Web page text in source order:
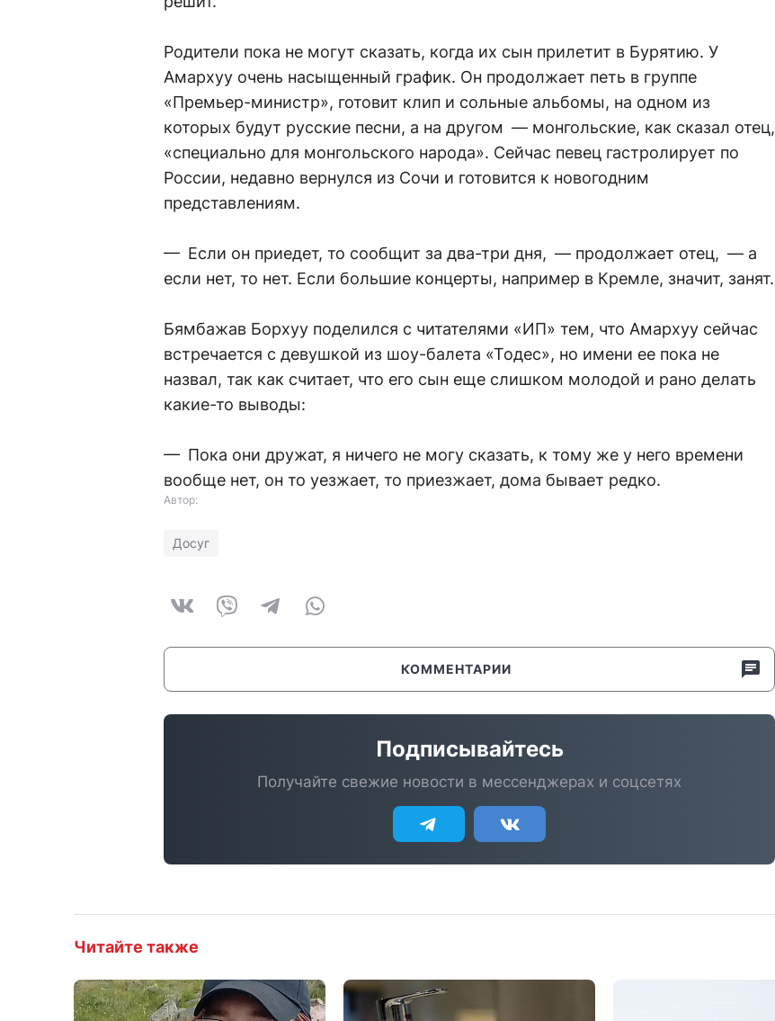
Родители пока не могут сказать, когда их сын прилетит в Бурятию. У
Амархуу очень насыщенный график. Он продолжает петь в группе
«Премьер-министр», готовит клип и сольные альбомы, на одном из
которых будут русские песни, а на другом — монгольские, как сказал отец,
«специально для монгольского народа». Сейчас певец гастролирует по
России, недавно вернулся из Сочи и готовится к новогодним
представлениям.
— Если он приедет, то сообщит за два-три дня, — продолжает отец, — а
если нет, то нет. Если большие концерты, например в Кремле, значит, занят.
Бямбажав Борхуу поделился с читателями «ИП» тем, что Амархуу сейчас
встречается с девушкой из шоу-балета «Тодес», но имени ее пока не
назвал, так как считает, что его сын еще слишком молодой и рано делать
какие-то выводы:
— Пока они дружат, я ничего не могу сказать, к тому же у него времени
вообще нет, он то уезжает, то приезжает, дома бывает редко.
Автор:
Досуг
КОММЕНТАРИИ
Подписывайтесь
Получайте свежие новости в мессенджерах и соцсетях
Читайте также